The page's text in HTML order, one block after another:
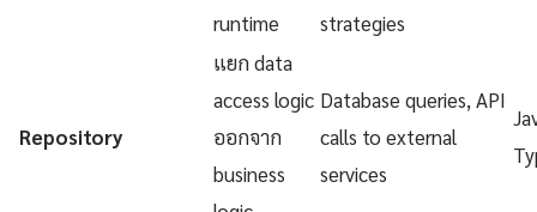
runtime
strategies
Repository
แยก data
access logic
ออกจาก
business
Database queries, API
calls to external
services